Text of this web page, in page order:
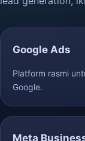
Google Ads
Platform rasmi
Google.
Meta